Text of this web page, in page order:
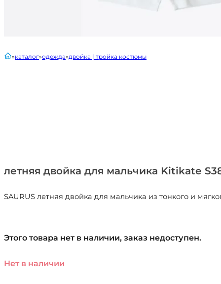
летняя двойка для мальчика Kitikate
SAURUS летняя двойка для мальчика из тонкого и
главнаякаталог одежда двойка | тройка костюмы
Этого товара нет в наличии, заказ недоступен.
Нет в наличии